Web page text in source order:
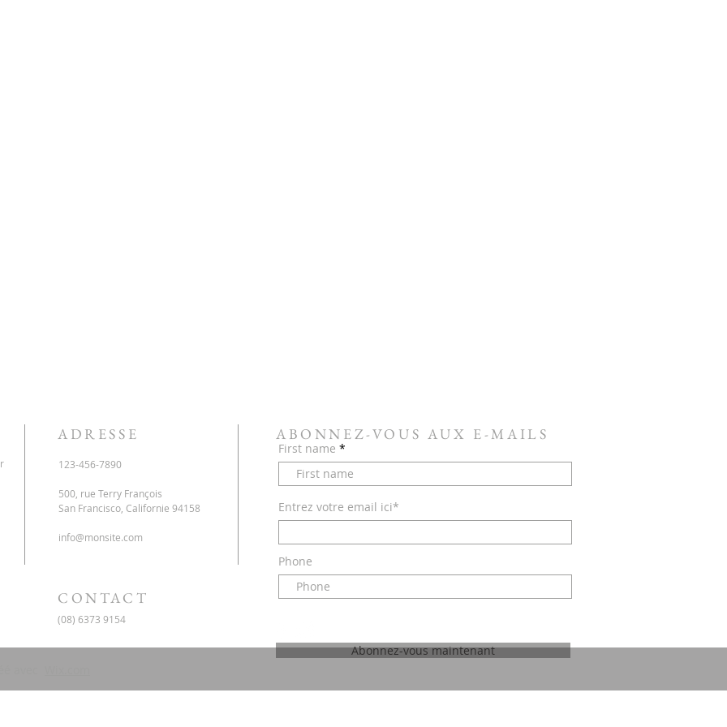
ADRESSE
123-456-7890
500, rue Terry François
San Francisco, Californie 94158
info@monsite.com
ABONNEZ-VOUS AUX E-MAILS
First name
Entrez votre email ici*
Phone
Abonnez-vous maintenant
CONTACT
(08) 6373 9154